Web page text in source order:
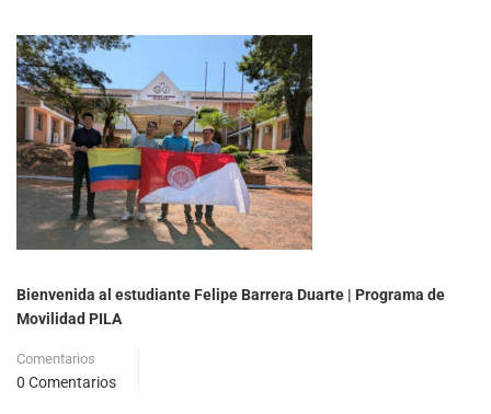
Bienvenida al estudiante Felipe Barrera Duarte | Programa de
Movilidad PILA
Comentarios
0 Comentarios